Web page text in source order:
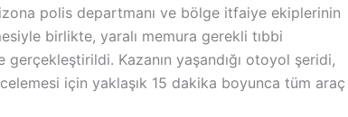
polis departmanı ve bölge itfaiye ekiplerinin
birlikte, yaralı memura gerekli tıbbi
Kazanın yaşandığı otoyol şeridi,
için yaklaşık 15 dakika boyunca tüm araç